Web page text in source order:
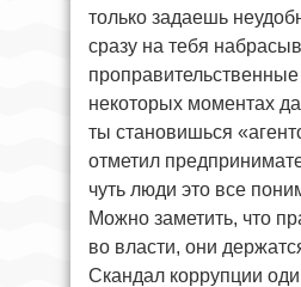
только задаешь
сразу на тебя
некоторых моментах
ты становишься
отметил
чуть люди это все
Можно заметить, что
во власти, они
Скандал коррупции